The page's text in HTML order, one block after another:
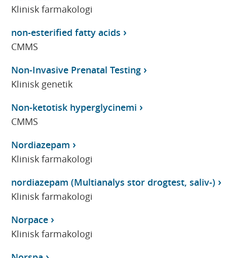
Klinisk farmakologi
non-esterified fatty acids
CMMS
Non-Invasive Prenatal Testing
Klinisk genetik
Non-ketotisk hyperglycinemi
CMMS
Nordiazepam
Klinisk farmakologi
nordiazepam (Multianalys stor drogtest, saliv-)
Klinisk farmakologi
Norpace
Klinisk farmakologi